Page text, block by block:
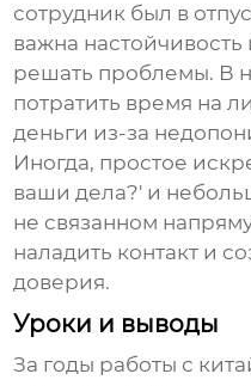
сотрудник был в
важна настойчивость
решать проблемы. В
потратить время на
деньги из-за
Иногда, простое
ваши дела?' и
не связанном
наладить контакт и
доверия.
Уроки и выводы
За годы работы с